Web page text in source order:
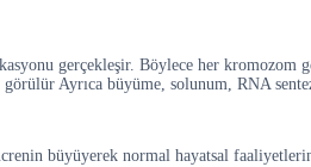
gerçekleşir. Böylece her
Ayrıca büyüme, solunum, RNA
büyüyerek normal hayatsal